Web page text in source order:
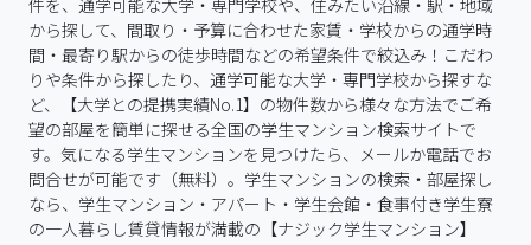
件を、通学可能な大学・専門学校や、住みたい沿線・駅・地域
から探して、間取り・予算に合わせた家賃・学校からの通学時
間・最寄り駅からの徒歩時間などの希望条件で絞込み！こだわ
りや条件から探したり、通学可能な大学・専門学校から探すな
ど、【大学との提携実績No.1】の物件数から様々な方法でご希
望の部屋を簡単に探せる全国の学生マンション検索サイトで
す。気になる学生マンションを見つけたら、メールか電話でお
問合せが可能です（無料）。学生マンションの検索・部屋探し
なら、学生マンション・アパート・学生会館・食事付き学生寮
の一人暮らし賃貸情報が満載の【ナジック学生マンション】